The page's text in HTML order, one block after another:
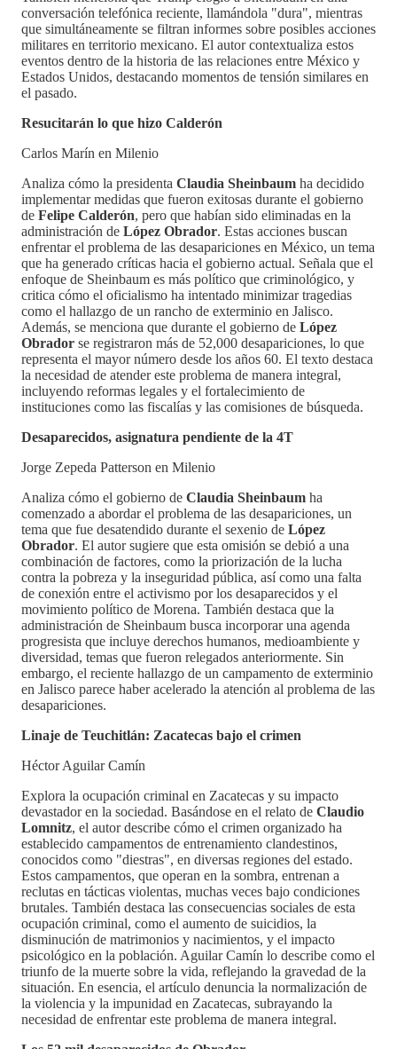
conversación telefónica reciente, llamándola "dura", mientras
que simultáneamente se filtran informes sobre posibles acciones
militares en territorio mexicano. El autor contextualiza estos
eventos dentro de la historia de las relaciones entre México y
Estados Unidos, destacando momentos de tensión similares en
el pasado.
Resucitarán lo que hizo Calderón
Carlos Marín en Milenio
Analiza cómo la presidenta Claudia Sheinbaum ha decidido
implementar medidas que fueron exitosas durante el gobierno
de Felipe Calderón, pero que habían sido eliminadas en la
administración de López Obrador. Estas acciones buscan
enfrentar el problema de las desapariciones en México, un tema
que ha generado críticas hacia el gobierno actual. Señala que el
enfoque de Sheinbaum es más político que criminológico, y
critica cómo el oficialismo ha intentado minimizar tragedias
como el hallazgo de un rancho de exterminio en Jalisco.
Además, se menciona que durante el gobierno de López
Obrador se registraron más de 52,000 desapariciones, lo que
representa el mayor número desde los años 60. El texto destaca
la necesidad de atender este problema de manera integral,
incluyendo reformas legales y el fortalecimiento de
instituciones como las fiscalías y las comisiones de búsqueda.
Desaparecidos, asignatura pendiente de la 4T
Jorge Zepeda Patterson en Milenio
Analiza cómo el gobierno de Claudia Sheinbaum ha
comenzado a abordar el problema de las desapariciones, un
tema que fue desatendido durante el sexenio de López
Obrador. El autor sugiere que esta omisión se debió a una
combinación de factores, como la priorización de la lucha
contra la pobreza y la inseguridad pública, así como una falta
de conexión entre el activismo por los desaparecidos y el
movimiento político de Morena. También destaca que la
administración de Sheinbaum busca incorporar una agenda
progresista que incluye derechos humanos, medioambiente y
diversidad, temas que fueron relegados anteriormente. Sin
embargo, el reciente hallazgo de un campamento de exterminio
en Jalisco parece haber acelerado la atención al problema de las
desapariciones.
Linaje de Teuchitlán: Zacatecas bajo el crimen
Héctor Aguilar Camín
Explora la ocupación criminal en Zacatecas y su impacto
devastador en la sociedad. Basándose en el relato de Claudio
Lomnitz, el autor describe cómo el crimen organizado ha
establecido campamentos de entrenamiento clandestinos,
conocidos como "diestras", en diversas regiones del estado.
Estos campamentos, que operan en la sombra, entrenan a
reclutas en tácticas violentas, muchas veces bajo condiciones
brutales. También destaca las consecuencias sociales de esta
ocupación criminal, como el aumento de suicidios, la
disminución de matrimonios y nacimientos, y el impacto
psicológico en la población. Aguilar Camín lo describe como el
triunfo de la muerte sobre la vida, reflejando la gravedad de la
situación. En esencia, el artículo denuncia la normalización de
la violencia y la impunidad en Zacatecas, subrayando la
necesidad de enfrentar este problema de manera integral.